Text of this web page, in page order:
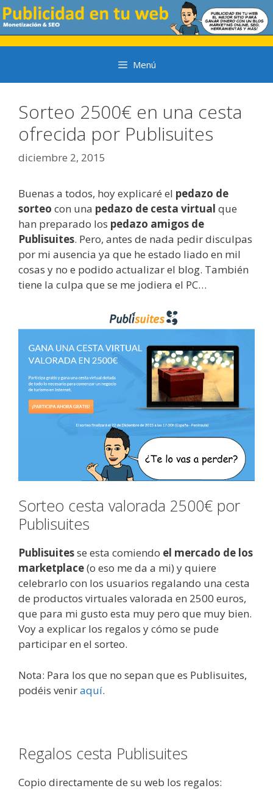
Saltar
al
contenido
Menú
Sorteo 2500€ en una cesta
ofrecida por Publisuites
diciembre 2, 2015
Buenas a todos, hoy explicaré el pedazo de
sorteo con una pedazo de cesta virtual que
han preparado los pedazo amigos de
Publisuites. Pero, antes de nada pedir disculpas
por mi ausencia ya que he estado liado en mil
cosas y no e podido actualizar el blog. También
tiene la culpa que se me jodiera el PC…
Sorteo cesta valorada 2500€ por
Publisuites
Publisuitesse esta comiendo el mercado de los
marketplace(o eso me da a mi) y quiere
celebrarlo con los usuarios regalando una cesta
de productos virtuales valorada en 2500 euros,
que para mi gusto esta muy pero que muy bien.
Voy a explicar los regalos y cómo se pude
participar en el sorteo.
Nota: Para los que no sepan que es Publisuites,
podéis veniraquí.
Regalos cesta Publisuites
Copio directamente de su web los regalos: